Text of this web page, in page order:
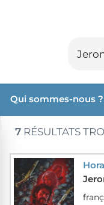
Qui sommes-nous ?
7 RÉSULTATS